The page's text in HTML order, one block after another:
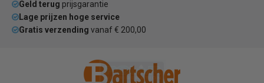
Geld terug prijsgarantie
Lage prijzen hoge service
Gratis verzending vanaf € 200,00